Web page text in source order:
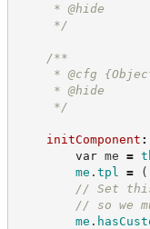
* @hide
*/
/**
* @cfg
* @hide
*/
initComponent :
var me =
me . tpl = (
// Set
// so we
me .